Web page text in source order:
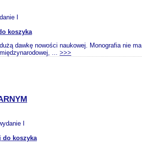
I
koszyka
dawkę nowości naukowej. Monografia nie
... >>>
I
do koszyka